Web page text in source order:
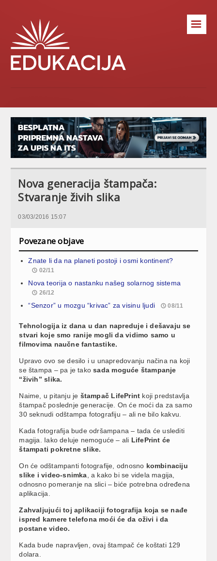
☰
Nova generacija štampača:
Stvaranje živih slika
03/03/2016 15:07
Povezane objave
Znate li da na planeti postoji i osmi kontinent?
02/11
Nova teorija o nastanku našeg solarnog sistema
26/12
“Senzor” u mozgu “krivac” za visinu ljudi 08/11
Tehnologija iz dana u dan napreduje i dešavaju se
stvari koje smo ranije mogli da vidimo samo u
filmovima naučne fantastike.
Upravo ovo se desilo i u unapredovanju načina na koji
se štampa – pa je tako sada moguće štampanje
“živih” slika.
Naime, u pitanju je štampač LifePrint koji predstavlja
štampač poslednje generacije. On će moći da za samo
30 seknudi odštampa fotografiju – ali ne bilo kakvu.
Kada fotografija bude odršampana – tada će uslediti
magija. Iako deluje nemoguće – ali LifePrint će
štampati pokretne slike.
On će odštampanti fotografije, odnosno kombinaciju
slike i video-snimka , a kako bi se videla magija,
odnosno pomeranje na slici – biće potrebna određena
aplikacija.
Zahvaljujući toj aplikaciji fotografija koja se nađe
ispred kamere telefona moći će da oživi i da
postane video.
Kada bude napravljen, ovaj štampač će koštati 129
dolara.